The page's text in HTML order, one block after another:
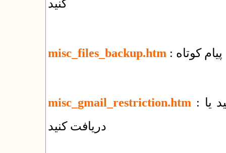
کنید
misc_files_backup.htm کوتاه
misc_gmail_restriction.htm : چه فایل‌هایی را با جی‌میل نمی‌توانید بفرستید یا
دریافت کنید